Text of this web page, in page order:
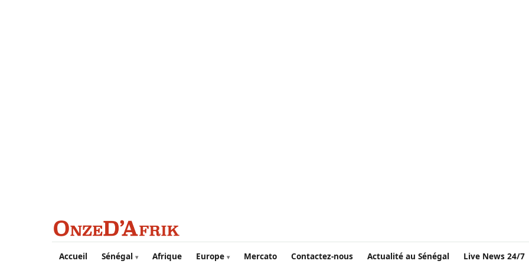
Aller au contenu principal
Accueil Sénégal Afrique Europe Mercato Contactez-nous Actualité au Sénégal Live News 24/7